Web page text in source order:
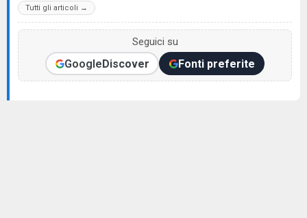
Tutti gli articoli →
Seguici su
GoogleDiscover Fonti preferite